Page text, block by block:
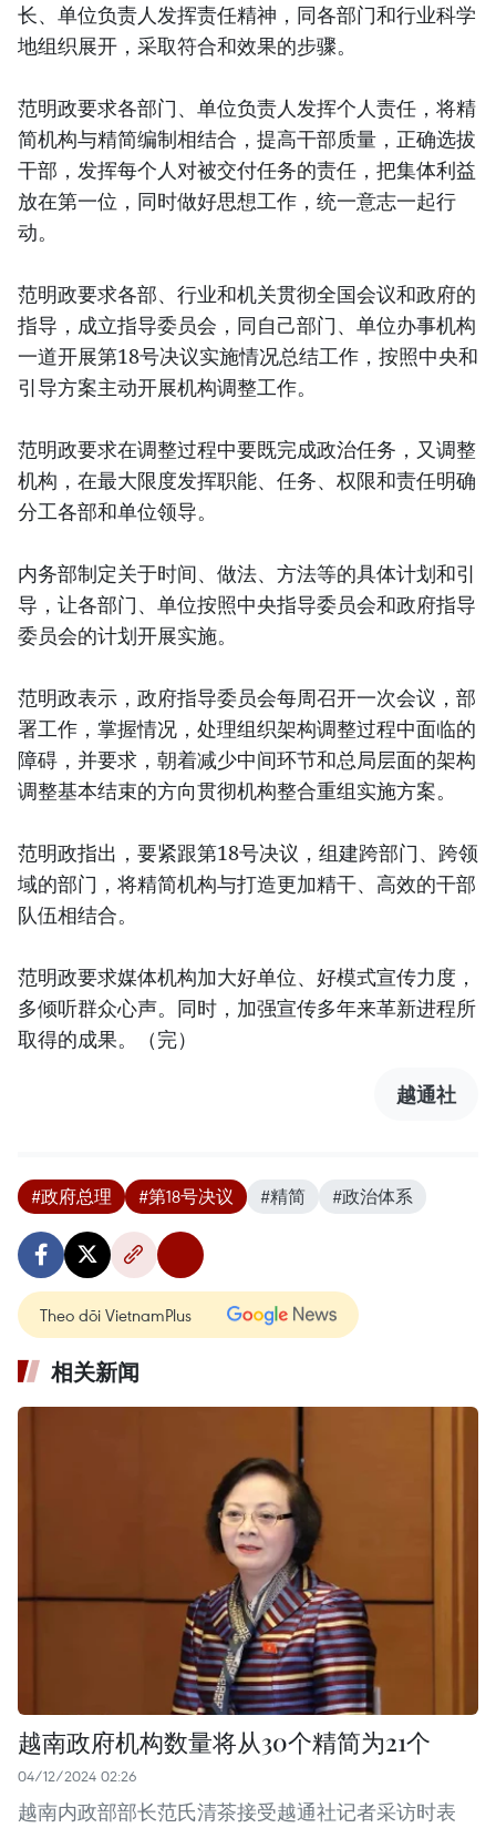
长、单位负责人发挥责任精神，同各部门和行业科学
地组织展开，采取符合和效果的步骤。
范明政要求各部门、单位负责人发挥个人责任，将精
简机构与精简编制相结合，提高干部质量，正确选拔
干部，发挥每个人对被交付任务的责任，把集体利益
放在第一位，同时做好思想工作，统一意志一起行
动。
范明政要求各部、行业和机关贯彻全国会议和政府的
指导，成立指导委员会，同自己部门、单位办事机构
一道开展第18号决议实施情况总结工作，按照中央和
引导方案主动开展机构调整工作。
范明政要求在调整过程中要既完成政治任务，又调整
机构，在最大限度发挥职能、任务、权限和责任明确
分工各部和单位领导。
内务部制定关于时间、做法、方法等的具体计划和引
导，让各部门、单位按照中央指导委员会和政府指导
委员会的计划开展实施。
范明政表示，政府指导委员会每周召开一次会议，部
署工作，掌握情况，处理组织架构调整过程中面临的
障碍，并要求，朝着减少中间环节和总局层面的架构
调整基本结束的方向贯彻机构整合重组实施方案。
范明政指出，要紧跟第18号决议，组建跨部门、跨领
域的部门，将精简机构与打造更加精干、高效的干部
队伍相结合。
范明政要求媒体机构加大好单位、好模式宣传力度，
多倾听群众心声。同时，加强宣传多年来革新进程所
取得的成果。（完）
越通社
#政府总理 #第18号决议 #精简 #政治体系
Theo dõi VietnamPlus
相关新闻
越南政府机构数量将从30个精简为21个
04/12/2024 02:26
越南内政部部长范氏清茶接受越通社记者采访时表